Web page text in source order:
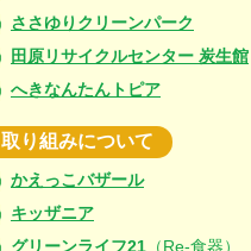
ささゆりクリーンパーク
田原リサイクルセンター 炭生館
へきなんたんトピア
取り組みについて
かえっこバザール
キッザニア
グリーンライフ21 （Re-食器）